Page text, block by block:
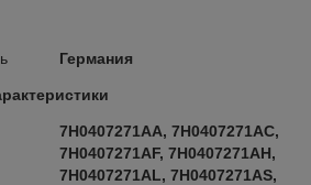
Германия
7H0407271AA, 7H0407271AC,
7H0407271AF, 7H0407271AH,
7H0407271AL, 7H0407271AS,